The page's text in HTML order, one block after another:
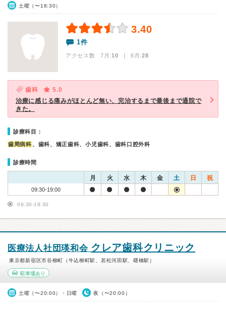
土曜（〜18:30）
3.40
1件
アクセス数 7月:10 | 6月:28
歯科
5.0
治療に感じる痛みがほとんど無い、完治するまで最後まで通院で
きた。
診療科目：
歯周病科 、歯科、矯正歯科、小児歯科、歯科口腔外科
診療時間
月 火 水 木 金 土 日 祝
09:30-19:00
09:30-18:30
医療法人社団瑛和会 クレア歯科クリニック
東京都新宿区市谷柳町（牛込柳町駅、若松河田駅、曙橋駅）
駐車場あり
土曜（〜20:00）・日曜 夜（〜20:00）